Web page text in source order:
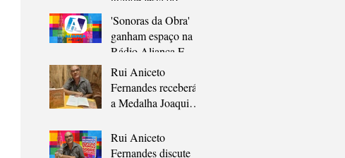
cordel, em novo
endereço
'Sonoras da Obra'
ganham espaço na
Rádio Aliança FM
98,7 em formato
pocket cast
Rui Aniceto
Fernandes receberá
a Medalha Joaquim
honraria de São
Gonçalo
Rui Aniceto
Fernandes discute